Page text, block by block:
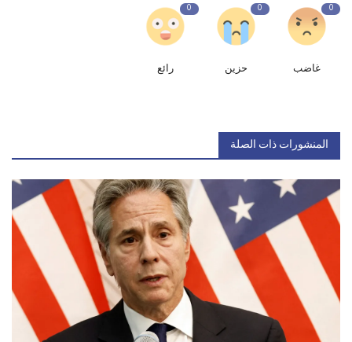
0
غاضب
0
حزين
0
رائع
المنشورات ذات الصلة